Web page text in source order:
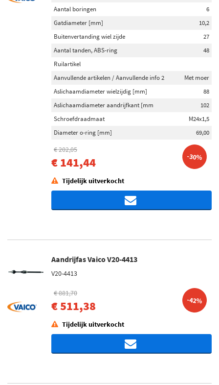
Aantal boringen
6
Gatdiameter [mm]
10,2
Buitenvertanding wiel zijde
27
Aantal tanden, ABS-ring
48
Ruilartikel
Aanvullende artikelen / Aanvullende info 2
Met moer
Aslichaamdiameter wielzijdig [mm]
88
Aslichaamdiameter aandrijfkant [mm
102
Schroefdraadmaat
M24x1,5
Diameter o-ring [mm]
69,00
€ 202,05
€ 141,44 -30%
Tijdelijk uitverkocht
Aandrijfas Vaico V20-4413
V20-4413
€ 881,70
€ 511,38 -42%
Tijdelijk uitverkocht